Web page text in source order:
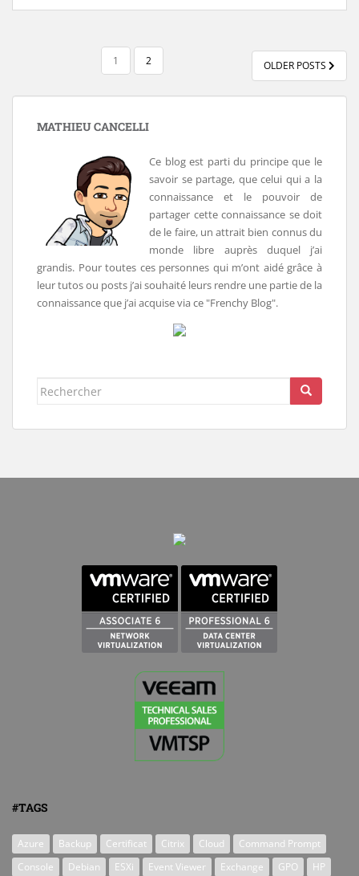
PAGINATION
PUBLICATIONS
1 2 OLDER POSTS
MATHIEU CANCELLI
Ce blog est parti du principe que le
savoir se partage, que celui qui a la
connaissance et le pouvoir de
partager cette connaissance se doit
de le faire, un attrait bien connus du
monde libre auprès duquel j’ai
grandis. Pour toutes ces personnes qui m’ont aidé grâce à
leur tutos ou posts j’ai souhaité leurs rendre une partie de la
connaissance que j’ai acquise via ce "Frenchy Blog".
Rechercher...
#TAGS
Azure Backup Certificat Citrix Cloud
Command Prompt
Console
Debian ESXi Event Viewer Exchange GPO HP